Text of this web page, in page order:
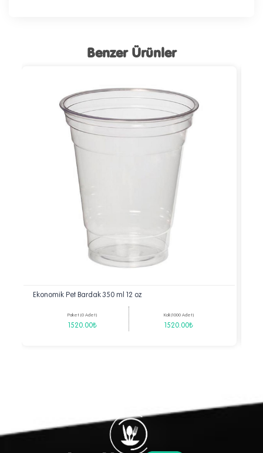
Benzer Ürünler
Ekonomik Pet Bardak 350 ml 12 oz
Paket (0 Adet)
1520.00₺
Koli (1000 Adet)
1520.00₺